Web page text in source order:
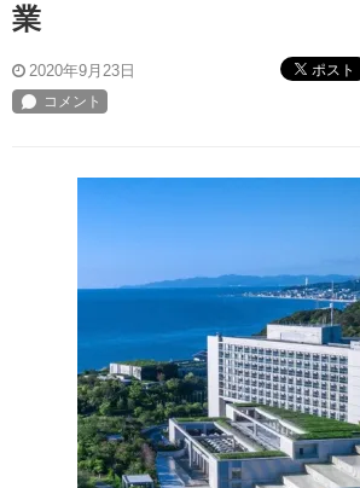
業
2020年9月23日 ポスト